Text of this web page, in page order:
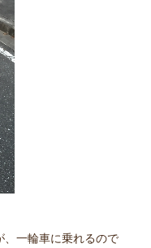
、一輪車に乗れるので